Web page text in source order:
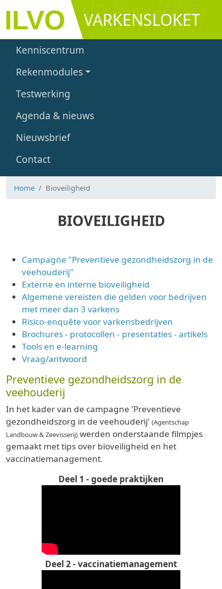
Overslaan en naar de inhoud gaan
VARKENSLOKET
Main navigation
Kenniscentrum
Rekenmodules
Testwerking
Agenda & nieuws
Nieuwsbrief
Contact
Home Bioveiligheid
BIOVEILIGHEID
Campagne "Preventieve gezondheidszorg in de
veehouderij"
Externe en interne bioveiligheid
Algemene vereisten die gelden voor bedrijven
met meer dan 3 varkens
Risico-enquête voor varkensbedrijven
Brochures - protocollen - presentaties - artikels
Tools en e-learning
Vraag/antwoord
Preventieve gezondheidszorg in de
veehouderij
In het kader van de campagne 'Preventieve
gezondheidszorg in de veehouderij' (Agentschap
Landbouw & Zeevisserij) werden onderstaande filmpjes
gemaakt met tips over bioveiligheid en het
vaccinatiemanagement.
Deel 1 - goede praktijken
Deel 2 - vaccinatiemanagement